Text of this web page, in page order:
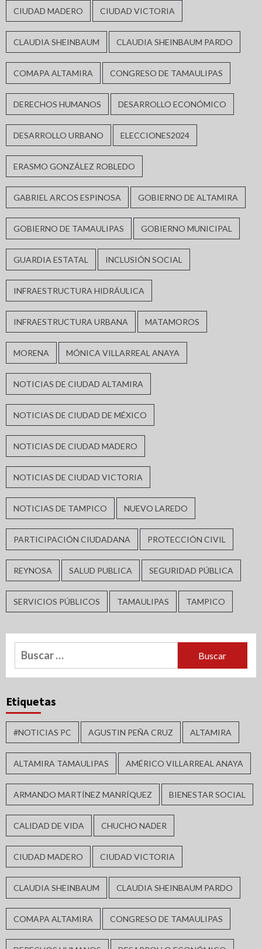
CIUDAD MADERO CIUDAD VICTORIA
CLAUDIA SHEINBAUM CLAUDIA SHEINBAUM PARDO
COMAPA ALTAMIRA CONGRESO DE TAMAULIPAS
DERECHOS HUMANOS DESARROLLO ECONÓMICO
DESARROLLO URBANO ELECCIONES2024
ERASMO GONZÁLEZ ROBLEDO
GABRIEL ARCOS ESPINOSA GOBIERNO DE ALTAMIRA
GOBIERNO DE TAMAULIPAS GOBIERNO MUNICIPAL
GUARDIA ESTATAL INCLUSIÓN SOCIAL
INFRAESTRUCTURA HIDRÁULICA
INFRAESTRUCTURA URBANA MATAMOROS
MORENA MÓNICA VILLARREAL ANAYA
NOTICIAS DE CIUDAD ALTAMIRA
NOTICIAS DE CIUDAD DE MÉXICO
NOTICIAS DE CIUDAD MADERO
NOTICIAS DE CIUDAD VICTORIA
NOTICIAS DE TAMPICO NUEVO LAREDO
PARTICIPACIÓN CIUDADANA PROTECCIÓN CIVIL
REYNOSA SALUD PUBLICA SEGURIDAD PÚBLICA
SERVICIOS PÚBLICOS TAMAULIPAS TAMPICO
Buscar:
Etiquetas
#NOTICIAS PC AGUSTIN PEÑA CRUZ ALTAMIRA
ALTAMIRA TAMAULIPAS AMÉRICO VILLARREAL ANAYA
ARMANDO MARTÍNEZ MANRÍQUEZ BIENESTAR SOCIAL
CALIDAD DE VIDA CHUCHO NADER
CIUDAD MADERO CIUDAD VICTORIA
CLAUDIA SHEINBAUM CLAUDIA SHEINBAUM PARDO
COMAPA ALTAMIRA CONGRESO DE TAMAULIPAS